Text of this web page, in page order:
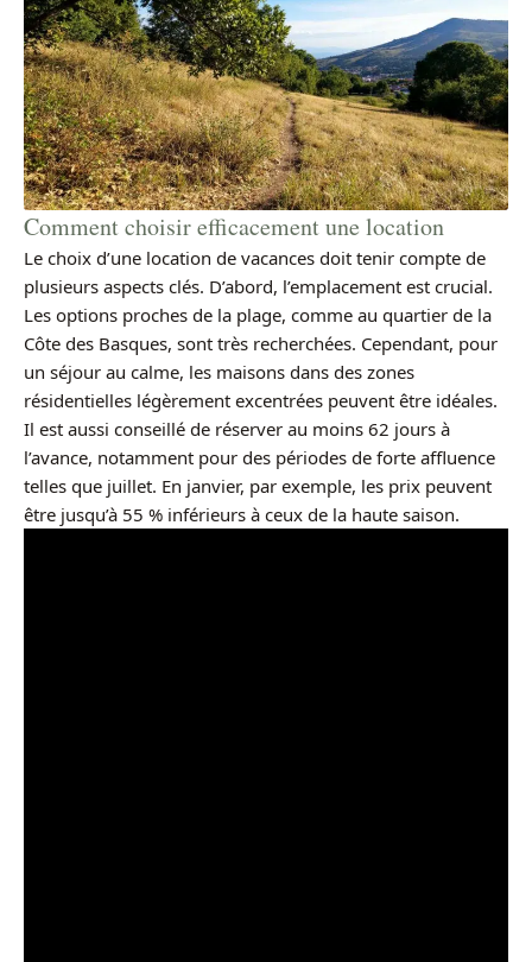
Comment choisir efficacement une location
Le choix d’une location de vacances doit tenir compte de
plusieurs aspects clés. D’abord, l’emplacement est crucial.
Les options proches de la plage, comme au quartier de la
Côte des Basques, sont très recherchées. Cependant, pour
un séjour au calme, les maisons dans des zones
résidentielles légèrement excentrées peuvent être idéales.
Il est aussi conseillé de réserver au moins 62 jours à
l’avance, notamment pour des périodes de forte affluence
telles que juillet. En janvier, par exemple, les prix peuvent
être jusqu’à 55 % inférieurs à ceux de la haute saison.